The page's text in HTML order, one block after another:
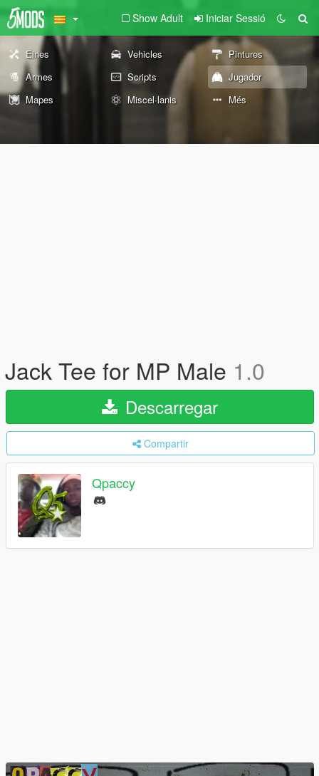
Show Adult Iniciar Sessió
Eines Vehicles
Pintures
Armes
Scripts
Jugador
Mapes
Miscel·lanis Més
Jack Tee for MP Male 1.0
Descarregar
Compartir
Qpaccy